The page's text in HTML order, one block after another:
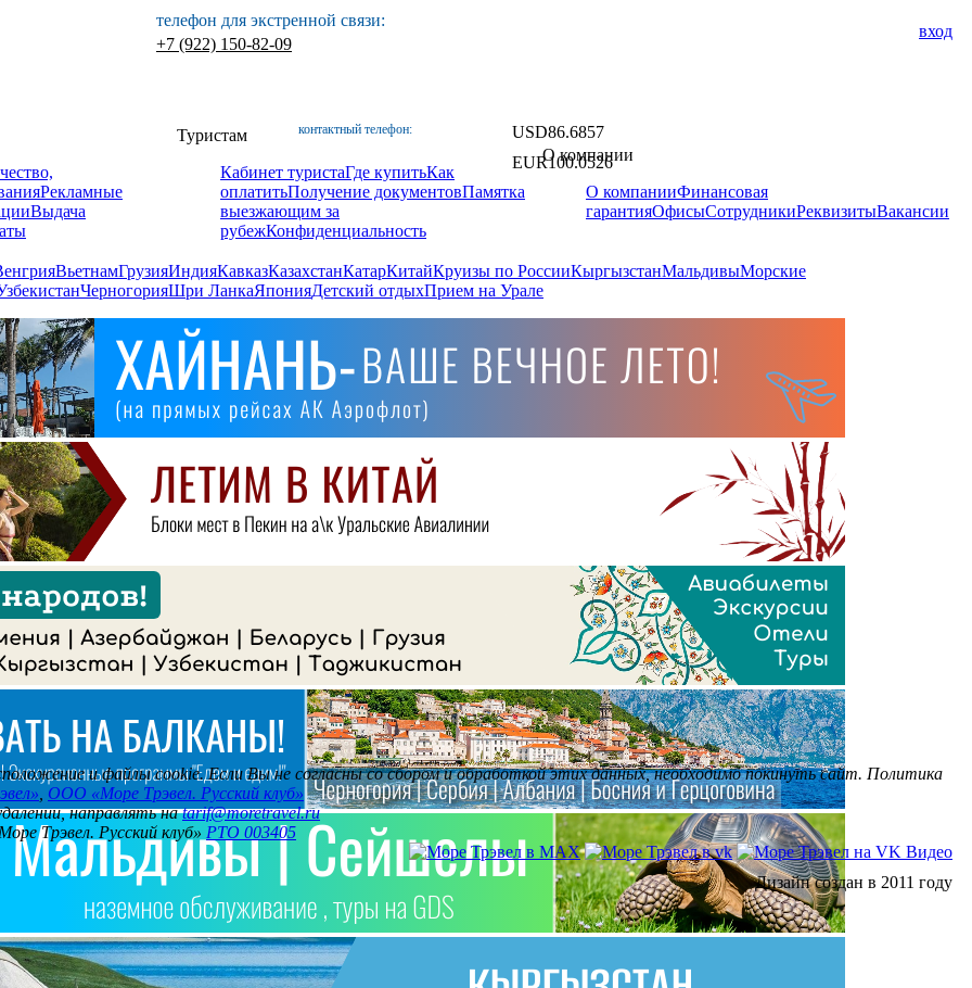
вход
телефон для экстренной связи:
+7 (922) 150-82-09
контактный телефон: USD86.6857
EUR100.0526
Рекламные
Выдача
Туристам
Кабинет туристаГде купитьКак
оплатитьПолучение документовПамятка
выезжающим за
рубежКонфиденциальность
О компании
О компанииФинансовая
гарантияОфисыСотрудникиРеквизитыВакансии
ВьетнамГрузияИндияКавказКазахстанКатарКитайКруизы по РоссииКыргызстанМальдивыМорские
ЧерногорияШри ЛанкаЯпонияДетский отдыхПрием на Урале
и файлы cookie. Если Вы не согласны со сбором и обработкой этих данных, необходимо покинуть сайт. Политика
ООО «Море Трэвел. Русский клуб»
направлять наtarif@moretravel.ru
Трэвел. Русский клуб» РТО 003405
Дизайн создан в 2011 году